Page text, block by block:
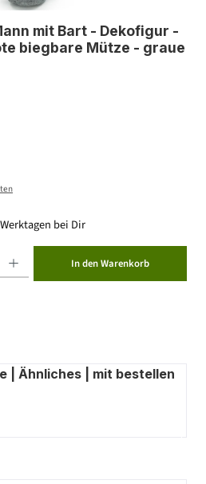
mit Bart - Dekofigur -
biegbare Mütze - graue
bei Dir
In den Warenkorb
| Ähnliches | mit bestellen